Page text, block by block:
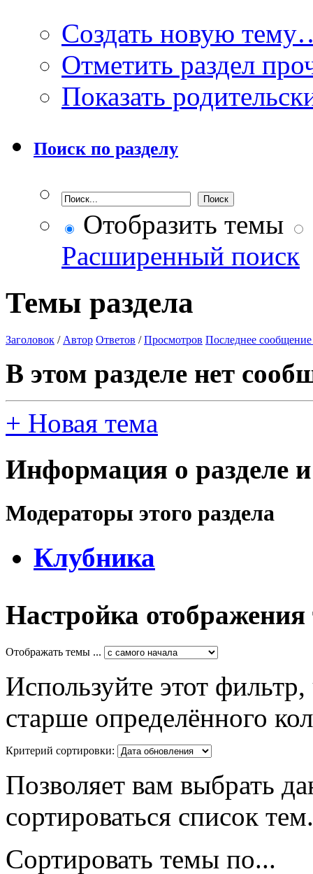
Создать новую
Отметить раздел
Показать
Поиск по разделу
Отобразить темы
Расширенный поиск
Темы раздела
Заголовок / Автор Ответов /Просмотров Последнее сообщение
В этом разделе нет
+ Новая тема
Информация о разделе
Модераторы этого раздела
Клубника
Настройка отображения
Отображать темы ...
Используйте этот
старше определённого
Критерий сортировки:
Позволяет вам выбрать
сортироваться список тем.
Сортировать темы по...